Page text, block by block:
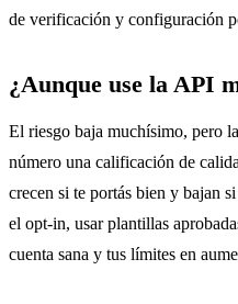
de verificación y configuración
¿Aunque use la API
El riesgo baja muchísimo, pero
número una calificación de
crecen si te portás bien y bajan
el opt-in, usar plantillas
cuenta sana y tus límites en